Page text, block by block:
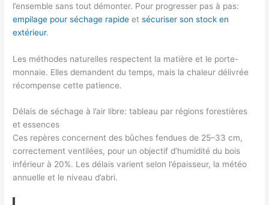
l’ensemble sans tout démonter. Pour progresser pas à pas:
empilage pour séchage rapide etsécuriser son stock en
extérieur.
Les méthodes naturelles respectent la matière et le porte-
monnaie. Elles demandent du temps, mais la chaleur délivrée
récompense cette patience.
Délais de séchage à l’air libre: tableau par régions forestières
et essences
Ces repères concernent des bûches fendues de 25–33 cm,
correctement ventilées, pour un objectif d’humidité du bois
inférieur à 20%. Les délais varient selon l’épaisseur, la météo
annuelle et le niveau d’abri.